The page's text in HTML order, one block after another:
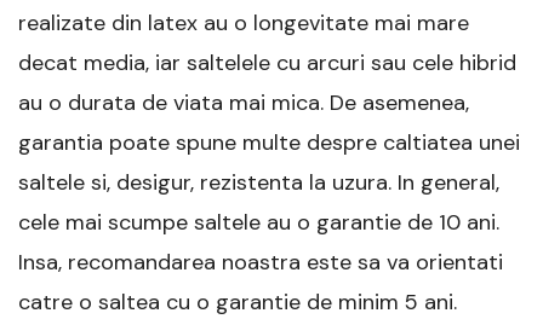
realizate din latex au o longevitate mai mare
decat media, iar saltelele cu arcuri sau cele hibrid
au o durata de viata mai mica. De asemenea,
garantia poate spune multe despre caltiatea unei
saltele si, desigur, rezistenta la uzura. In general,
cele mai scumpe saltele au o garantie de 10 ani.
Insa, recomandarea noastra este sa va orientati
catre o saltea cu o garantie de minim 5 ani.